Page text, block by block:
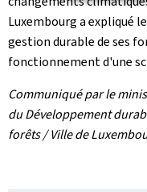
Luxembourg a expliqué
gestion durable de ses
fonctionnement d'une
Communiqué par le
du Développement
forêts / Ville de